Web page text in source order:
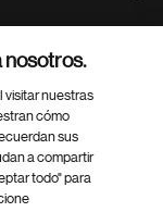
nosotros.
visitar nuestras
cómo
sus
a compartir
todo" para